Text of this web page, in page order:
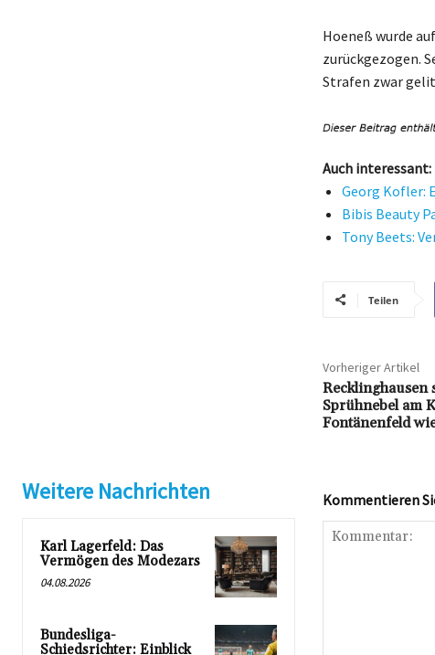
Hoeneß wurde
zurückgezogen.
Strafen zwar
Auch interessant:
Georg Kofler:
Bibis Beauty
Tony Beets:
Teilen
Vorheriger Artikel
Recklinghausen
Sprühnebel am
Fontänenfeld
Weitere Nachrichten
Karl Lagerfeld: Das
Vermögen des Modezars
04.08.2026
Bundesliga-
Schiedsrichter: Einblick
Kommentieren